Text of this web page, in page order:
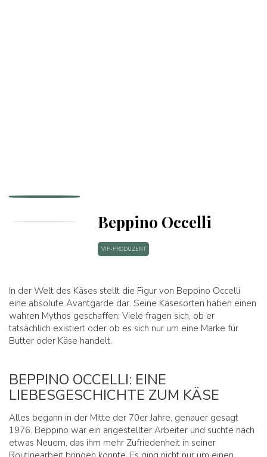
Beppino Occelli
VIP-PRODUZENT
In der Welt des Käses stellt die Figur von Beppino Occelli
eine absolute Avantgarde dar. Seine Käsesorten haben einen
wahren Mythos geschaffen: Viele fragen sich, ob er
tatsächlich existiert oder ob es sich nur um eine Marke für
Butter oder Käse handelt.
BEPPINO OCCELLI: EINE
LIEBESGESCHICHTE ZUM KÄSE
Alles begann in der Mitte der 70er Jahre, genauer gesagt
1976. Beppino war ein angestellter Arbeiter und suchte nach
etwas Neuem, das ihm mehr Zufriedenheit in seiner